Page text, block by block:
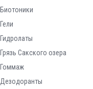
полный комплекс
Биотоники
Гели
Гидролаты
Грязь Сакского озера
Гоммаж
Дезодоранты